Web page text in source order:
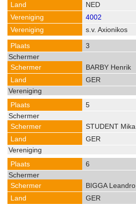
NED
4002
s.v. Axionikos
3
BARBY Henrik
GER
5
STUDENT Mika
GER
6
BIGGA Leandro
GER